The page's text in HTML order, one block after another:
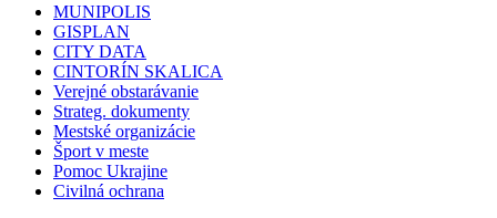
MUNIPOLIS
GISPLAN
CITY DATA
CINTORÍN SKALICA
Verejné obstarávanie
Strateg. dokumenty
Mestské organizácie
Šport v meste
Pomoc Ukrajine
Civilná ochrana